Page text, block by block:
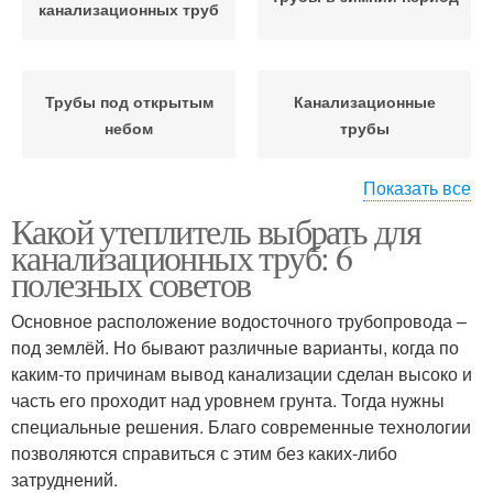
канализационных труб
Трубы под открытым
небом
Канализационные
трубы
Трубы в условиях
Показать все
Какой утеплитель выбрать для
канализационных труб: 6
полезных советов
Основное расположение водосточного трубопровода –
под землёй. Но бывают различные варианты, когда по
каким-то причинам вывод канализации сделан высоко и
часть его проходит над уровнем грунта. Тогда нужны
специальные решения. Благо современные технологии
позволяются справиться с этим без каких-либо
затруднений.